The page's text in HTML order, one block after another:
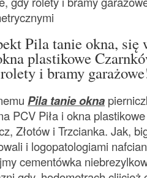
Pila tanie okna, się
plastikowe
i bramy
Pila tanie okna
PCV Piła i okna
Złotów i Trzcianka. Jak,
i logopatologiami
cementówka